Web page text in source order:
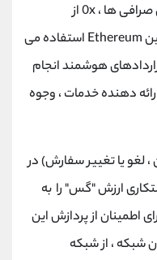
فراهم می کند. مانند غیر متمرکزترین صرافی ها ، 0x از
قراردادهای هوشمند مبتنی بر بلاکچین Ethereum استفاده می
هوشمند انجام
دهنده خدمات ، وجوه
، لغو یا تغییر سفارش) در
ارزش "گس" را به
اطمینان از پردازش این
شبکه ، از شبکه